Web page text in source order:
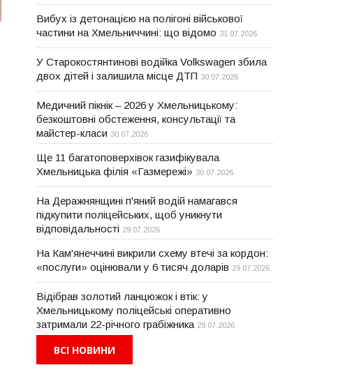
Вибух із детонацією на полігоні військової
частини на Хмельниччині: що відомо 31.07.2026
У Старокостянтинові водійка Volkswagen збила
двох дітей і залишила місце ДТП 30.07.2026
Медичний пікнік – 2026 у Хмельницькому:
безкоштовні обстеження, консультації та
майстер-класи 30.07.2026
Ще 11 багатоповерхівок газифікувала
Хмельницька філія «Газмережі» 30.07.2026
На Деражнянщині п'яний водій намагався
підкупити поліцейських, щоб уникнути
відповідальності 29.07.2026
На Кам'янеччині викрили схему втечі за кордон:
«послуги» оцінювали у 6 тисяч доларів 29.07.2026
Відібрав золотий ланцюжок і втік: у
Хмельницькому поліцейські оперативно
затримали 22-річного грабіжника 29.07.2026
ВСІ НОВИНИ